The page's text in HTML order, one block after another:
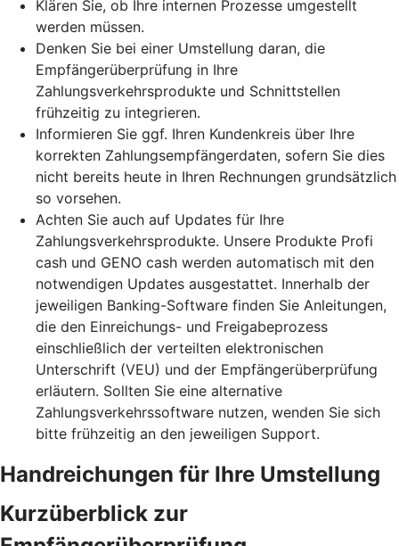
Klären Sie, ob Ihre internen Prozesse umgestellt
werden müssen.
Denken Sie bei einer Umstellung daran, die
Empfängerüberprüfung in Ihre
Zahlungsverkehrsprodukte und Schnittstellen
frühzeitig zu integrieren.
Informieren Sie ggf. Ihren Kundenkreis über Ihre
korrekten Zahlungsempfängerdaten, sofern Sie dies
nicht bereits heute in Ihren Rechnungen grundsätzlich
so vorsehen.
Achten Sie auch auf Updates für Ihre
Zahlungsverkehrsprodukte. Unsere Produkte Profi
cash und GENO cash werden automatisch mit den
notwendigen Updates ausgestattet. Innerhalb der
jeweiligen Banking-Software finden Sie Anleitungen,
die den Einreichungs- und Freigabeprozess
einschließlich der verteilten elektronischen
Unterschrift (VEU) und der Empfängerüberprüfung
erläutern. Sollten Sie eine alternative
Zahlungsverkehrssoftware nutzen, wenden Sie sich
bitte frühzeitig an den jeweiligen Support.
Handreichungen für Ihre Umstellung
Kurzüberblick zur